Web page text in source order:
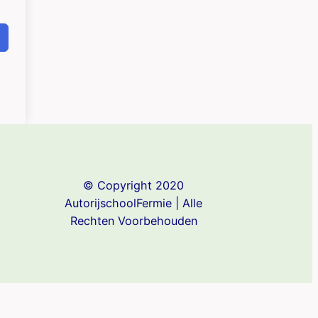
© Copyright 2020
AutorijschoolFermie | Alle
Rechten Voorbehouden